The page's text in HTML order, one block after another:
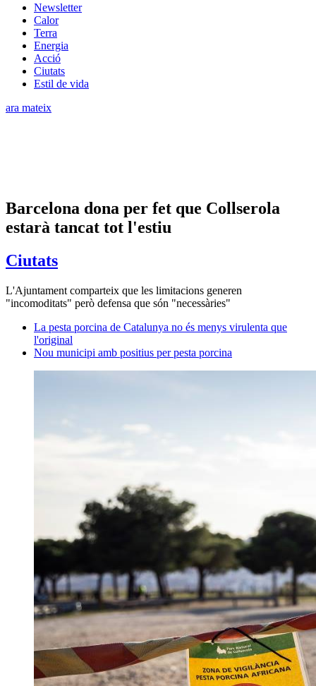
Newsletter
Calor
Terra
Energia
Acció
Ciutats
Estil de vida
ara mateix
Barcelona dona per fet que Collserola
estarà tancat tot l'estiu
Ciutats
L'Ajuntament comparteix que les limitacions generen
"incomoditats" però defensa que són "necessàries"
La pesta porcina de Catalunya no és menys virulenta que
l'original
Nou municipi amb positius per pesta porcina